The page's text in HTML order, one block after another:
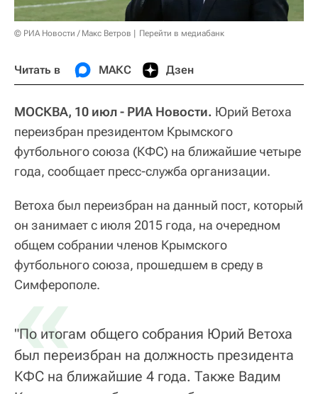
© РИА Новости / Макс Ветров Перейти в медиабанк
Читать в МАКС Дзен
МОСКВА, 10 июл - РИА Новости. Юрий Ветоха
переизбран президентом Крымского
футбольного союза (КФС) на ближайшие четыре
года, сообщает пресс-служба организации.
Ветоха был переизбран на данный пост, который
он занимает с июля 2015 года, на очередном
общем собрании членов Крымского
футбольного союза, прошедшем в среду в
Симферополе.
«
"По итогам общего собрания Юрий Ветоха
был переизбран на должность президента
КФС на ближайшие 4 года. Также Вадим